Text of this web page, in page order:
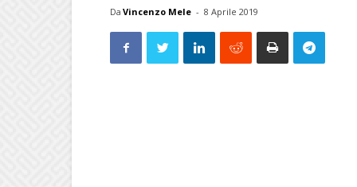
Da Vincenzo Mele - 8 Aprile 2019